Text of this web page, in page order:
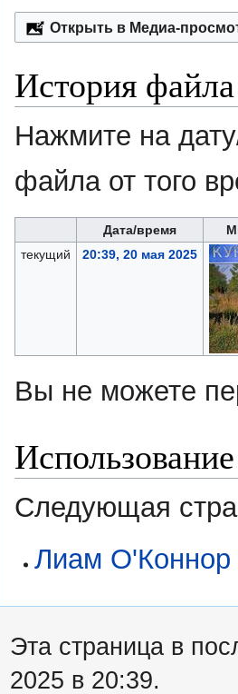
Открыть в Медиа-
История файла
Нажмите на
файла от того
Дата/время
текущий
20:39, 20 мая 2025
Вы не можете
Следующая
Лиам О'Коннор
Эта страница в
2025 в 20:39.